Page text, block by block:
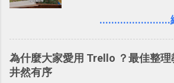
稱。 在規劃路線之
時帶來好心情，二方
要製作家庭相框 用
片？而且最好能不花
為什麼大家愛用 Trello ？最佳整理
井然有序